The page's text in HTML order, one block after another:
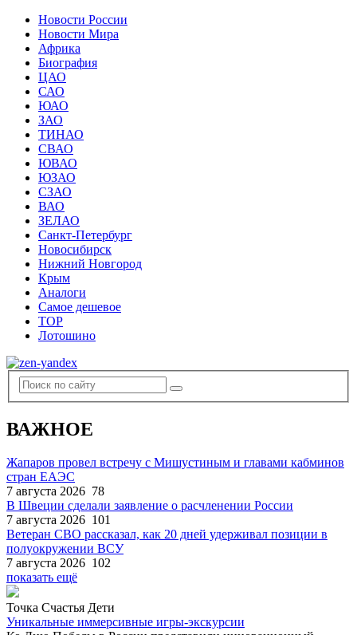
Новости России
Новости Мира
Африка
Биография
ЦАО
САО
ЮАО
ЗАО
ТИНАО
СВАО
ЮВАО
ЮЗАО
СЗАО
ВАО
ЗЕЛАО
Санкт-Петербург
Новосибирск
Нижний Новгород
Крым
Аналоги
Самое дешевое
TOP
Лотошино
ВАЖНОЕ
Жапаров провел встречу с Мишустиным и главами кабминов
стран ЕАЭС
7 августа 2026 78
В Швеции сделали заявление о расчленении России
7 августа 2026 101
Ветеран СВО рассказал, как 20 дней удерживал позиции в
полуокружении ВСУ
7 августа 2026 102
показать ещё
Точка Счастья Дети
Уникальные иммерсивные игры-экскурсии